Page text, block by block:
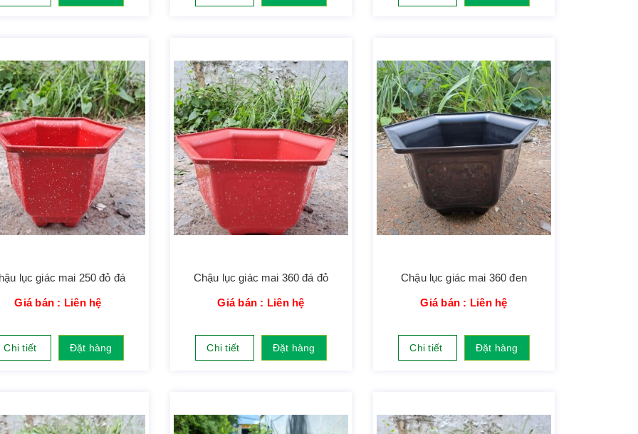
lục giác mai 250 đỏ đá
Giá bán : Liên hệ
Chi tiết Đặt hàng
Chậu lục giác mai 360 đá đỏ
Giá bán : Liên hệ
Chi tiết Đặt hàng
Chậu lục giác mai 360 đen
Giá bán : Liên hệ
Chi tiết Đặt hàng